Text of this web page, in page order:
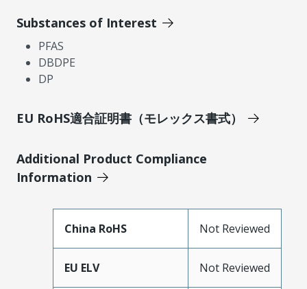
Substances of Interest
PFAS
DBDPE
DP
EU RoHS適合証明書（モレックス書式）
Additional Product Compliance
Information
China RoHS Not Reviewed
EU ELV Not Reviewed